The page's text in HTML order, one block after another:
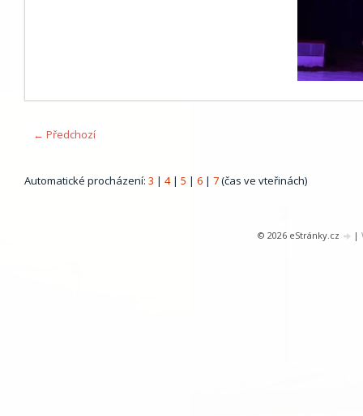
← Předchozí
Automatické procházení: 3 | 4| 5 | 6 | 7(čas ve vteřinách)
© 2026 eStránky.cz |